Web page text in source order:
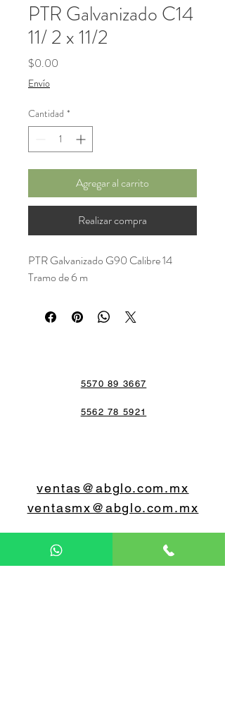
PTR Galvanizado C14
11/ 2 x 11/2
$0.00
Envío
Cantidad *
Agregar al carrito
Realizar compra
PTR Galvanizado G90 Calibre 14
Tramo de 6 m
5570 89 3667
5562 78 5921
ventas@abglo.com.mx
ventasmx@abglo.com.mx